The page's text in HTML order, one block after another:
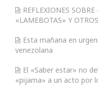
REFLEXIONES
«LAMEBOTAS» Y
Esta mañana en
venezolana
El «Saber estar» no
«pijama» a un acto por